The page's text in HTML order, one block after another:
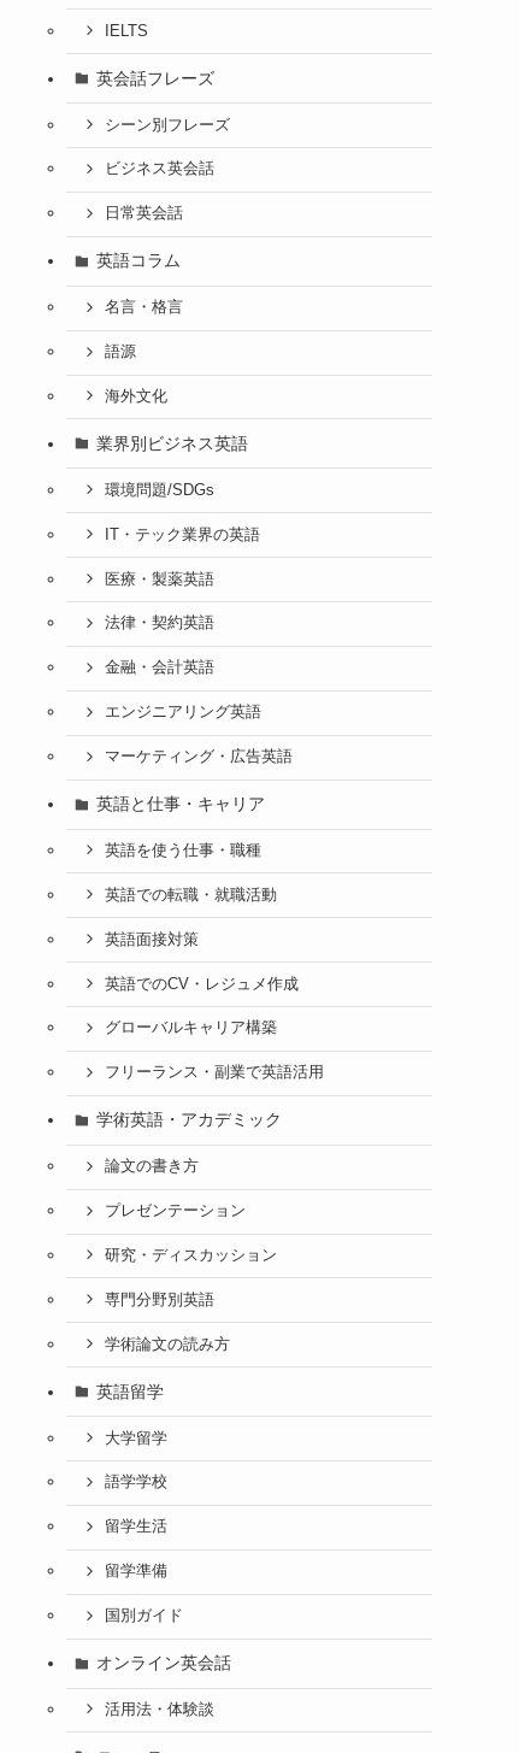
IELTS
英会話フレーズ
シーン別フレーズ
ビジネス英会話
日常英会話
英語コラム
名言・格言
語源
海外文化
業界別ビジネス英語
環境問題/SDGs
IT・テック業界の英語
医療・製薬英語
法律・契約英語
金融・会計英語
エンジニアリング英語
マーケティング・広告英語
英語と仕事・キャリア
英語を使う仕事・職種
英語での転職・就職活動
英語面接対策
英語でのCV・レジュメ作成
グローバルキャリア構築
フリーランス・副業で英語活用
学術英語・アカデミック
論文の書き方
プレゼンテーション
研究・ディスカッション
専門分野別英語
学術論文の読み方
英語留学
大学留学
語学学校
留学生活
留学準備
国別ガイド
オンライン英会話
活用法・体験談